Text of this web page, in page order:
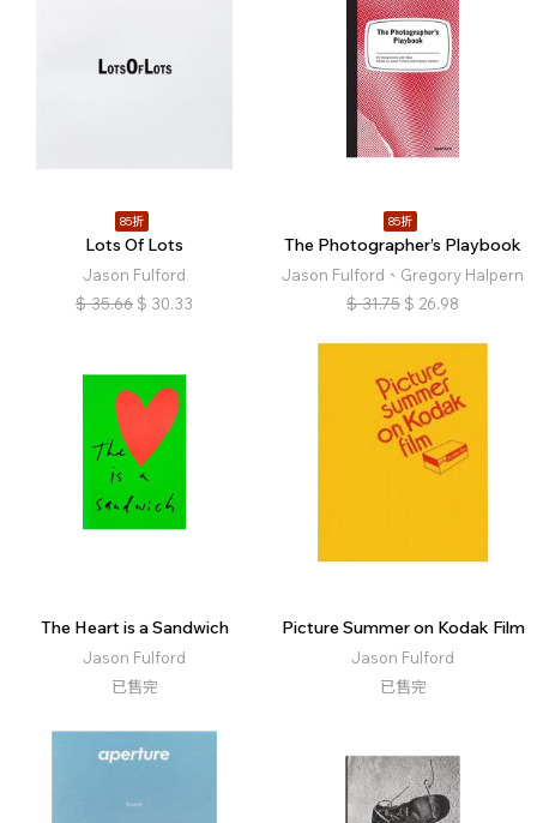
85折
Lots Of Lots
Jason Fulford
$ 35.66 $ 30.33
85折
The Photographer’s Playbook
Jason Fulford、Gregory Halpern
$ 31.75 $ 26.98
The Heart is a Sandwich
Jason Fulford
已售完
Picture Summer on Kodak Film
Jason Fulford
已售完